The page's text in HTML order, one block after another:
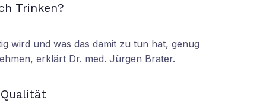
Trinken?
wird und was das damit zu tun hat, genug
erklärt Dr. med. Jürgen Brater.